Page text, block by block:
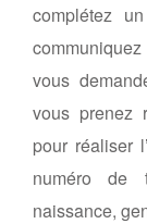
complétez
vous
vous prenez
pour réaliser
numéro de
naissance,